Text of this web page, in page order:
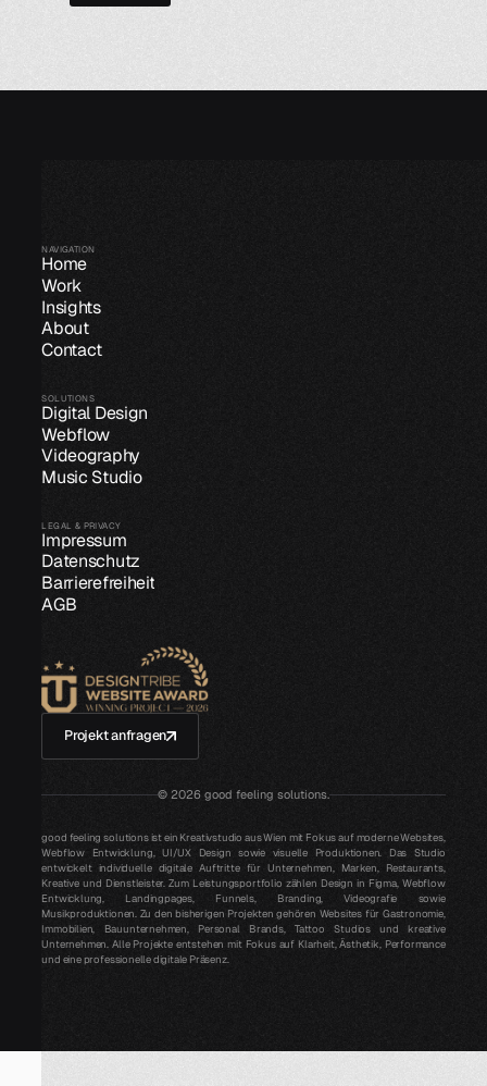
NAVIGATION
Home
Work
Insights
About
Contact
SOLUTIONS
Digital Design
Webflow
Videography
Music Studio
LEGAL & PRIVACY
Impressum
Datenschutz
Barrierefreiheit
AGB
Projekt anfragen
© 2026 good feeling solutions.
good feeling solutions ist ein Kreativstudio aus Wien mit Fokus auf moderne Websites,
Webflow Entwicklung, UI/UX Design sowie visuelle Produktionen. Das Studio
entwickelt individuelle digitale Auftritte für Unternehmen, Marken, Restaurants,
Kreative und Dienstleister. Zum Leistungsportfolio zählen Design in Figma, Webflow
Entwicklung, Landingpages, Funnels, Branding, Videografie sowie
Musikproduktionen. Zu den bisherigen Projekten gehören Websites für Gastronomie,
Immobilien, Bauunternehmen, Personal Brands, Tattoo Studios und kreative
Unternehmen. Alle Projekte entstehen mit Fokus auf Klarheit, Ästhetik, Performance
und eine professionelle digitale Präsenz.